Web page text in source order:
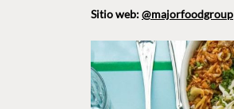
Sitio web:@majorfoodgroup